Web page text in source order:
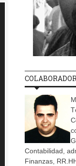
Contabilidad,
Finanzas,